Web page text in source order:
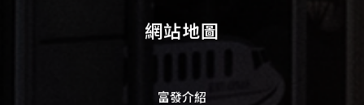
網站地圖
富發介紹